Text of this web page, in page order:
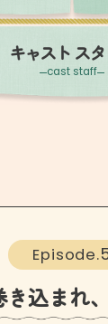
キャスト ス
cast staff
Episode.
込まれ